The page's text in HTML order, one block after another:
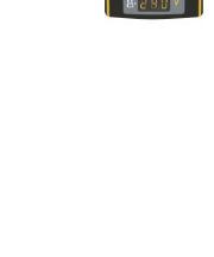
Incarcatoare acumulatori